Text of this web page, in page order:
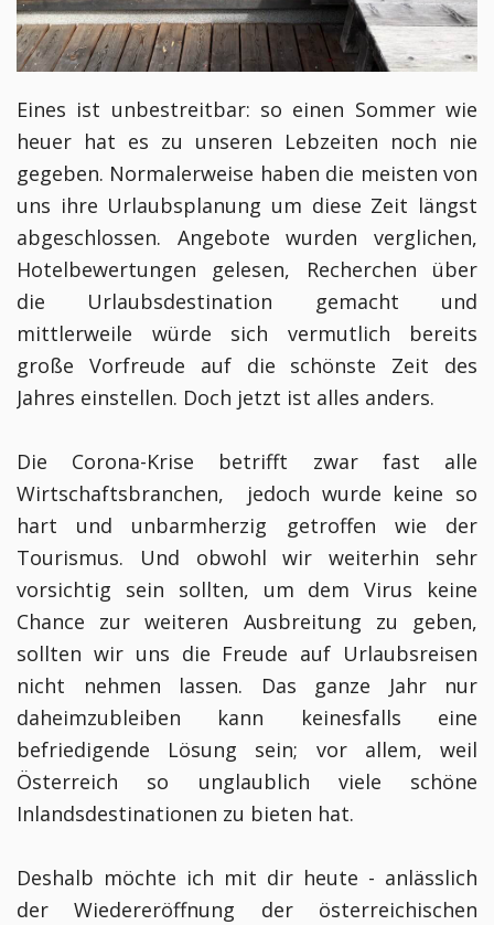
Eines ist unbestreitbar: so einen Sommer wie
heuer hat es zu unseren Lebzeiten noch nie
gegeben. Normalerweise haben die meisten von
uns ihre Urlaubsplanung um diese Zeit längst
abgeschlossen. Angebote wurden verglichen,
Hotelbewertungen gelesen, Recherchen über
die Urlaubsdestination gemacht und
mittlerweile würde sich vermutlich bereits
große Vorfreude auf die schönste Zeit des
Jahres einstellen. Doch jetzt ist alles anders.
Die Corona-Krise betrifft zwar fast alle
Wirtschaftsbranchen, jedoch wurde keine so
hart und unbarmherzig getroffen wie der
Tourismus. Und obwohl wir weiterhin sehr
vorsichtig sein sollten, um dem Virus keine
Chance zur weiteren Ausbreitung zu geben,
sollten wir uns die Freude auf Urlaubsreisen
nicht nehmen lassen. Das ganze Jahr nur
daheimzubleiben kann keinesfalls eine
befriedigende Lösung sein; vor allem, weil
Österreich so unglaublich viele schöne
Inlandsdestinationen zu bieten hat.
Deshalb möchte ich mit dir heute - anlässlich
der Wiedereröffnung der österreichischen